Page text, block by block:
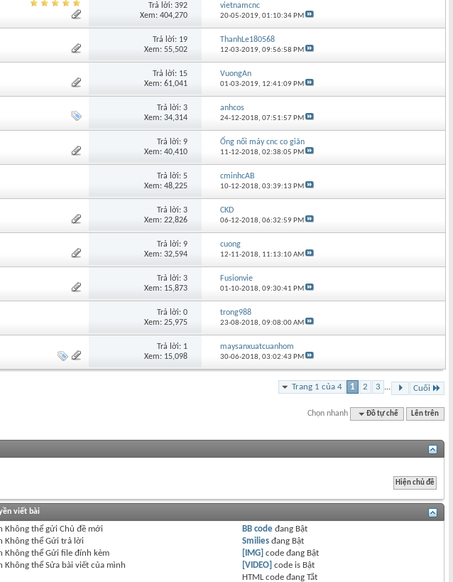
Trả lời: 392
Xem: 404,270
vietnamcnc
20-05-2019,01:10:34 PM
Trả lời: 19
Xem: 55,502
ThanhLe180568
12-03-2019,09:56:58 PM
Trả lời: 15
Xem: 61,041
VuongAn
01-03-2019, 12:41:09 PM
Trả lời: 3
Xem: 34,314
anhcos
24-12-2018,07:51:57 PM
Trả lời: 9
Xem: 40,410
Ống nối máy cnc co giãn
11-12-2018,02:38:05 PM
Trả lời: 5
Xem: 48,225
cminhcAB
10-12-2018,03:39:13 PM
Trả lời: 3
Xem: 22,826
CKD
06-12-2018,06:32:59 PM
Trả lời: 9
Xem: 32,594
cuong
12-11-2018, 11:13:10 AM
Trả lời: 3
Xem: 15,873
Fusionvie
01-10-2018,09:30:41 PM
Trả lời: 0
Xem: 25,975
trong988
23-08-2018,09:08:00 AM
Trả lời: 1
Xem: 15,098
maysanxuatcuanhom
30-06-2018,03:02:43 PM
Trang 1 của 4 1 2 3 ... Cuối
Chọn nhanh Đồ tự chế Lên trên
viết bài
Không thểgửi Chủ đề mới
Không thểGửi trả lời
Không thểGửi file đính kèm
Không thểSửa bài viết của mình
BB code đang Bật
Smilies đang Bật
[IMG] code đang Bật
[VIDEO] code is Bật
HTML code đangTắt